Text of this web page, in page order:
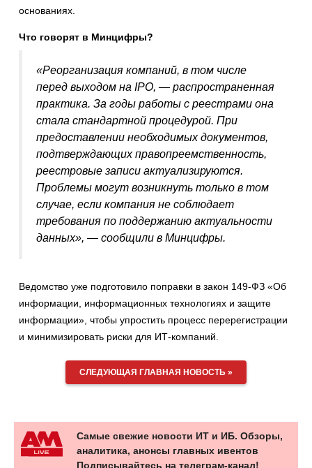
основаниях.
Что говорят в Минцифры?
«Реорганизация компаний, в том числе
перед выходом на IPO, — распространенная
практика. За годы работы с реестрами она
стала стандартной процедурой. При
предоставлении необходимых документов,
подтверждающих правопреемственность,
реестровые записи актуализируются.
Проблемы могут возникнуть только в том
случае, если компания не соблюдает
требования по поддержанию актуальности
данных», — сообщили в Минцифры.
Ведомство уже подготовило поправки в закон 149-ФЗ «Об
информации, информационных технологиях и защите
информации», чтобы упростить процесс перерегистрации
и минимизировать риски для ИТ-компаний.
СЛЕДУЮЩАЯ ГЛАВНАЯ НОВОСТЬ »
Самые свежие новости ИТ и ИБ. Обзоры,
аналитика, анонсы главных ивентов
Подписывайтесь на телеграм-канал!